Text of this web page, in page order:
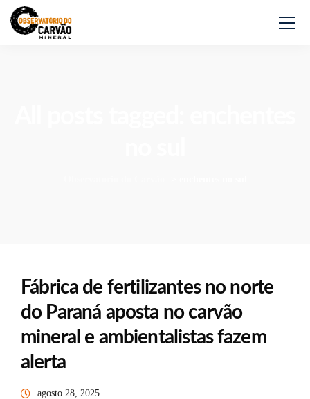
Fábrica de fertilizantes no norte
do Paraná aposta no carvão
mineral e ambientalistas fazem
alerta
agosto 28, 2025